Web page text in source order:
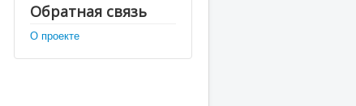
Обратная связь
О проекте